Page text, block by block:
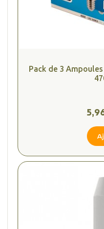
Pack de 3